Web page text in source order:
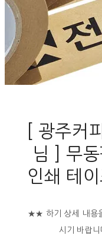
[ 광주커
님 ] 무
인쇄 테
★★ 하기 상세 내용
시기 바랍